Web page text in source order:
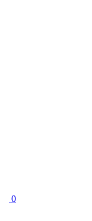
0